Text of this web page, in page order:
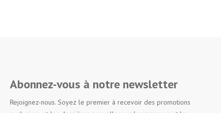
Abonnez-vous à notre newsletter
Rejoignez-nous. Soyez le premier à recevoir des promotions